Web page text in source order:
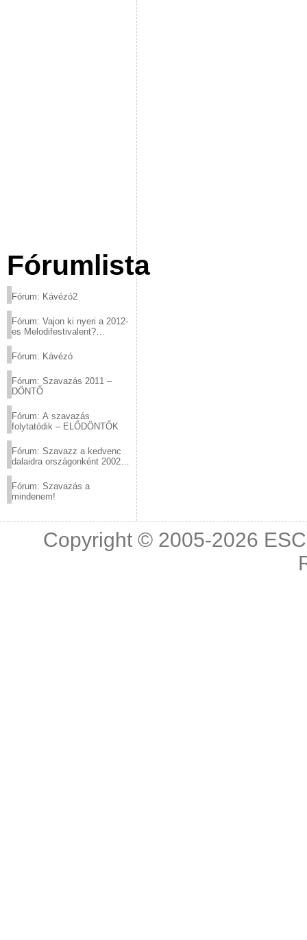
Fórumlista
Fórum: Kávézó2
Fórum: Vajon ki nyeri a 2012-
es Melodifestivalent?
Fórum: Kávézó
Fórum: Szavazás 2011 –
DÖNTŐ
Fórum: A szavazás
folytatódik – ELŐDÖNTŐK
Fórum: Szavazz a kedvenc
dalaidra országonként 2002
Fórum: Szavazás a
mindenem!
Copyright © 2005-2026